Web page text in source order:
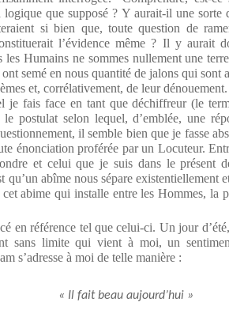
logique que supposé ? Y aurait-il une sorte
si bien que, toute question de
l’évidence même ? Il y aurait
les Humains ne sommes nullement une
semé en nous quantité de jalons qui sont
et, corrélativement, de leur
je fais face en tant que déchiffreur (le
postulat selon lequel, d’emblée, une
il semble bien que je fasse
énonciation proférée par un Locuteur.
et celui que je suis dans le présent
qu’un abîme nous sépare existentiellement
cet abime qui installe entre les Hommes, la
en référence tel que celui-ci. Un jour
sans limite qui vient à moi, un
s’adresse à moi de telle manière :
« Il fait beau aujourd’hui »